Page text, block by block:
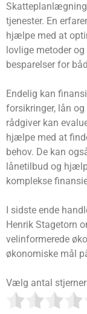
tjenester. En
hjælpe med at
lovlige metoder
besparelser for
Endelig kan
forsikringer, lån
rådgiver kan
hjælpe med at
behov. De kan
lånetilbud og
komplekse
I sidste ende
Henrik Stagetorn
velinformerede
økonomiske mål
Vælg antal